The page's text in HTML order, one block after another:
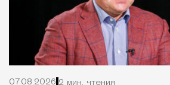
07.08.2026 2 мин. чтения